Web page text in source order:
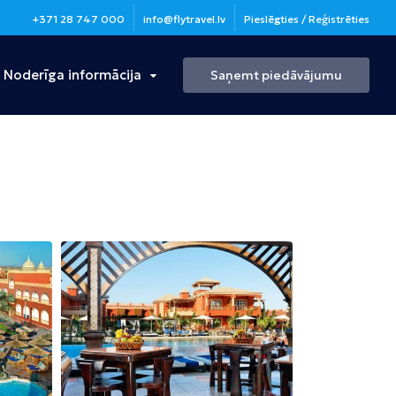
+371 28 747 000 info@flytravel.lv Pieslēgties / Reģistrēties
Bulgārija
Burgasa
Noderīga informācija Saņemt piedāvājumu